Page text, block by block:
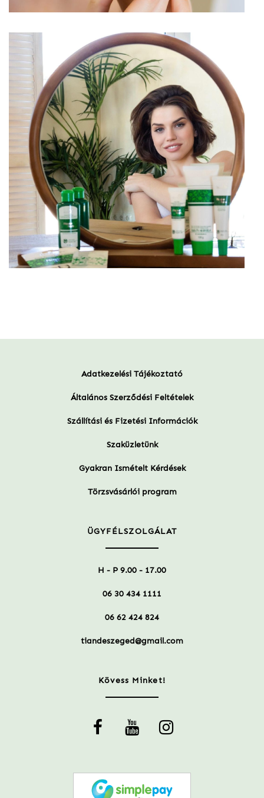
Adatkezelési Tájékoztató
Általános Szerződési Feltételek
Szállítási és Fizetési Információk
Szaküzletünk
Gyakran Ismételt Kérdések
Törzsvásárlói program
ÜGYFÉLSZOLGÁLAT
H - P 9.00 - 17.00
06 30 434 1111
06 62 424 824
tiandeszeged@gmail.com
Kövess Minket!